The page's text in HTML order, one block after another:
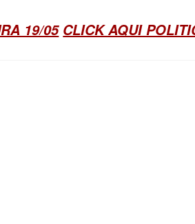
19/05 CLICK AQUI